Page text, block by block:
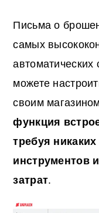
Письма о
самых
можете
своим
функция
требуя
инструментов
затрат.